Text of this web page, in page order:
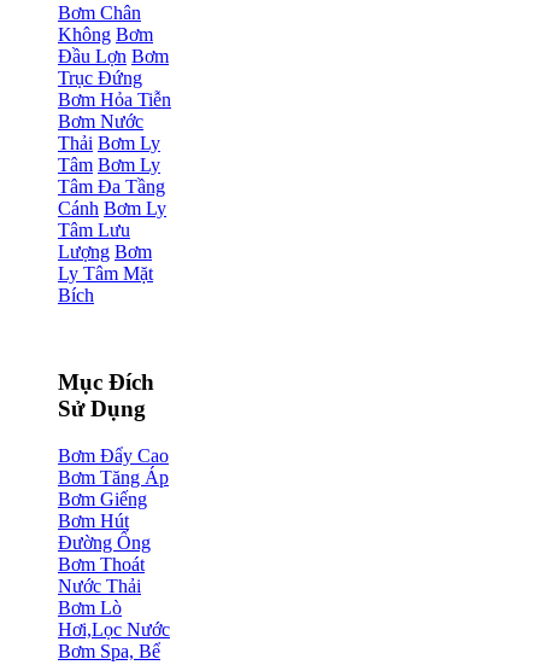
Bơm Chân
Không Bơm
Đầu Lợn Bơm
Trục Đứng
Bơm Hỏa Tiễn
Bơm Nước
Thải Bơm Ly
Tâm Bơm Ly
Tâm Đa Tầng
Cánh Bơm Ly
Tâm Lưu
Lượng Bơm
Ly Tâm Mặt
Bích
Mục Đích
Sử Dụng
Bơm Đẩy Cao
Bơm Tăng Áp
Bơm Giếng
Bơm Hút
Đường Ống
Bơm Thoát
Nước Thải
Bơm Lò
Hơi,Lọc Nước
Bơm Spa, Bể